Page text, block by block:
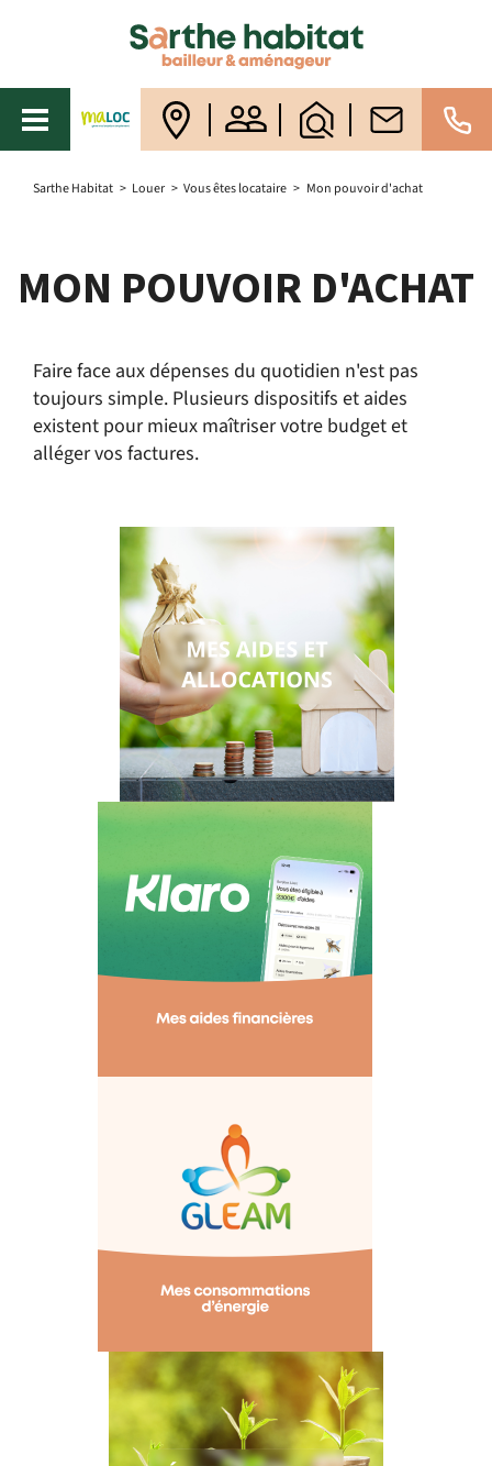
Sarthe Habitat > Louer > Vous êtes locataire > Mon pouvoir d'achat
MON POUVOIR D'ACHAT
Faire face aux dépenses du quotidien n'est pas
toujours simple. Plusieurs dispositifs et aides
existent pour mieux maîtriser votre budget et
alléger vos factures.